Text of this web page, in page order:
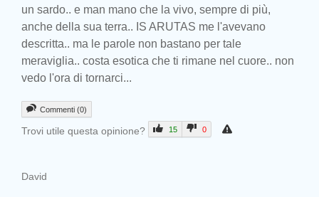
un sardo.. e man mano che la vivo, sempre di più,
anche della sua terra.. IS ARUTAS me l'avevano
descritta.. ma le parole non bastano per tale
meraviglia.. costa esotica che ti rimane nel cuore.. non
vedo l'ora di tornarci...
Commenti (0)
Trovi utile questa opinione? 15 0
David